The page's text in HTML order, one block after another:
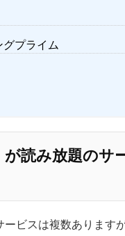
プライム
が読み放題のサ
ービスは複数あります